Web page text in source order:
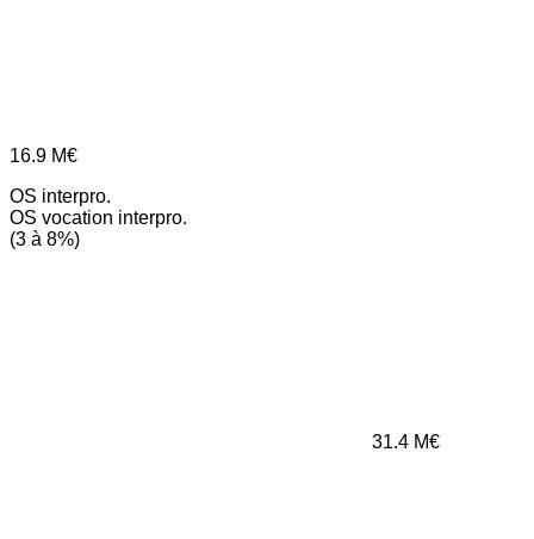
16.9 M€
OS interpro.
OS vocation interpro.
(3 à 8%)
31.4 M€